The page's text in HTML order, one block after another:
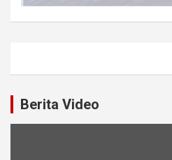
Berita Video